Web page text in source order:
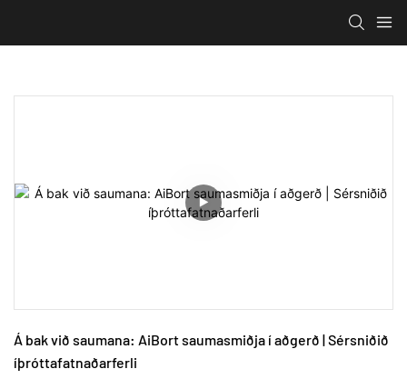
Á bak við saumana: AiBort saumasmiðja í aðgerð | Sérsniðið
íþróttafatnaðarferli